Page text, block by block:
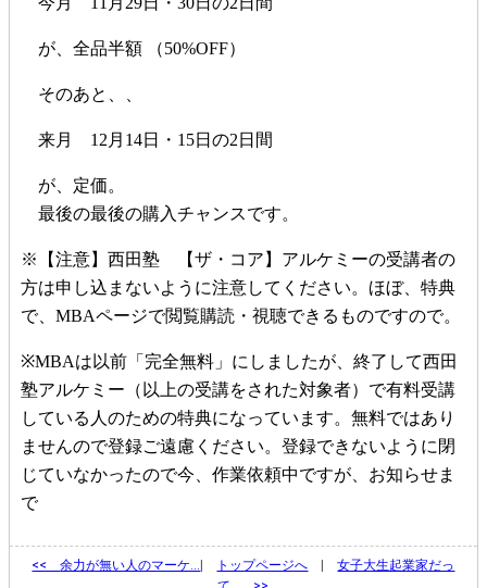
が、全品半額 （50%OFF）
そのあと、、
来月 12月14日・15日の2日間
が、定価。
最後の最後の購入チャンスです。
※【注意】西田塾 【ザ・コア】アルケミーの受講者の
方は申し込まないように注意してください。ほぼ、特典
で、MBAページで閲覧購読・視聴できるものですので。
※MBAは以前「完全無料」にしましたが、終了して西田
塾アルケミー（以上の受講をされた対象者）で有料受講
している人のための特典になっています。無料ではあり
ませんので登録ご遠慮ください。登録できないように閉
じていなかったので今、作業依頼中ですが、お知らせま
で
<<余力が無い人のマーケ… トップページへ |女子大生起業家だっ